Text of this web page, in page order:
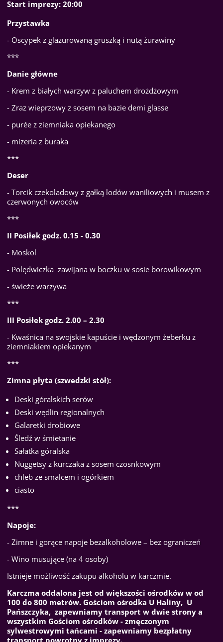
Start imprezy: 20:00
Przystawka
- Oscypek z glazurowaną gruszką i nutą żurawiny
***
Danie główne
- Krem z białych warzyw z paluchem drożdżowym
- Zraz wieprzowy z sosem na bazie demi glasse
- purée z ziemniaka opiekanego
- mizeria z buraka
***
Deser
-Torcik czekoladowy z gałką lodów waniliowych i musem z
czerwonych owoców
***
II Posiłek godz. 0.15 - 0.30
- Moskol
- Polędwiczka zawijana w boczku w sosie borowikowym
- świeże warzywa
***
III Posiłek godz. 2.00 – 2.30
- Kwaśnica na swojskie kapuście i wędzonym żeberku z
ziemniakiem opiekanym
***
Zimna płyta (szwedzki stół):
Deski góralskich serów
Deski wędlin regionalnych
Galaretki drobiowe
Śledź w śmietanie
Sałatka góralska
Nuggetsy z kurczaka z sosem czosnkowym
chleb ze smalcem i ogórkiem
ciasto
***
Napoje:
- Zimne i gorące napoje bezalkoholowe – bez ograniczeń
- Wino musujące (na 4 osoby)
Istnieje możliwość zakupu alkoholu w karczmie.
Karczma oddalona jest od większości ośrodków w od
100 do 800 metrów. Gościom ośrodka U Haliny, U
Pańszczyka, zapewniamy transport w dwie strony a
wszystkim Gościom ośrodków - zmęczonym
sylwestrowymi tańcami - zapewniamy bezpłatny